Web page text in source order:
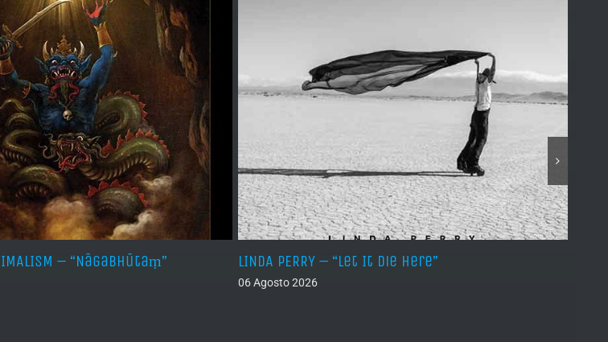
– “Nāgabhūtaṃ” LINDA PERRY – “Let It Die Here”
06 Agosto 2026